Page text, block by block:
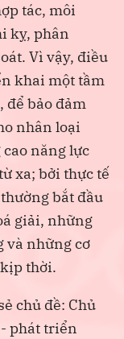
tác, môi
kỵ, phân
Vì vậy, điều
khai một tầm
để bảo đảm
nhân loại
năng lực
xa; bởi thực tế
bắt đầu
giải, những
và những cơ
thời.
chủ đề: Chủ
phát triển